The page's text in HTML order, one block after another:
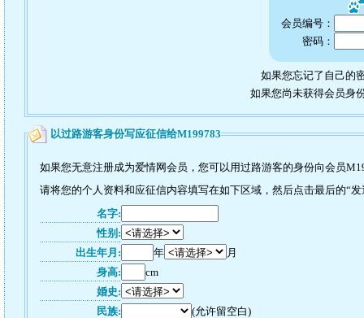
会员编号：
密码：
如果您忘记了自己的
如果您尚未获得会员身
以过路游客身份写应征信给M199783
如果您无意注册成为爱情网会员，您可以用过路游客的身份向会员
请将您的个人资料和应征信内容填写在如下区域，然后点击最后的“
名字:
性别:
出生年月:
年
月
身高:
cm
婚史:
民族:
(允许留空白)